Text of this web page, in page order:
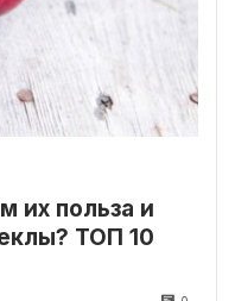
их польза и
ТОП 10